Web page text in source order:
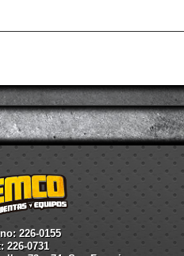
226-0155
226-0731